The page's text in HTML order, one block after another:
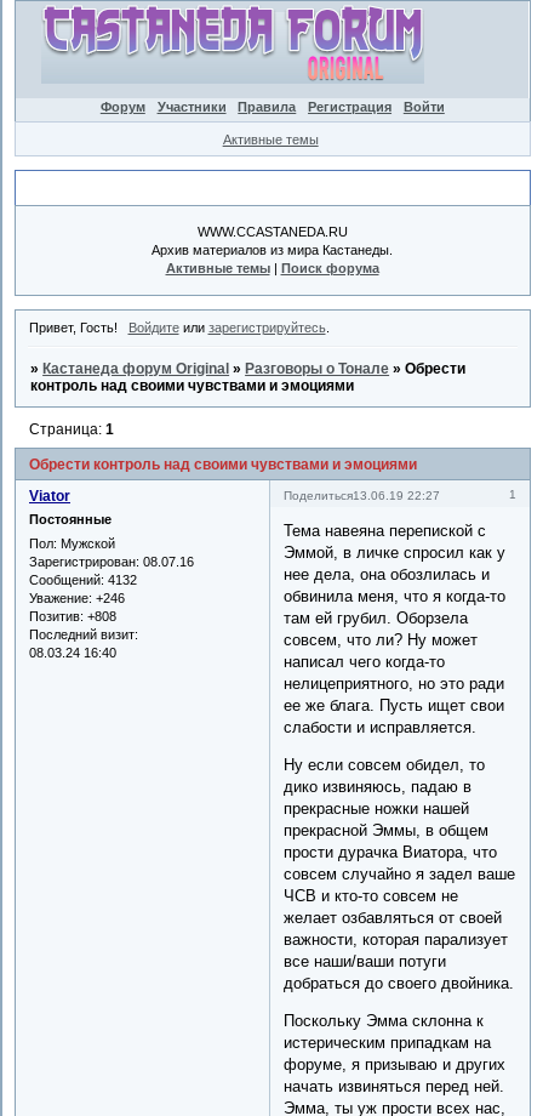
Форум Участники Правила Регистрация Войти
Активные темы
WWW.CCASTANEDA.RU
Архив материалов из мира Кастанеды.
Активные темы| Поиск форума
Привет, Гость! Войдитеили зарегистрируйтесь.
» Кастанеда форум Original » Разговоры о Тонале »Обрести
контроль над своими чувствами и эмоциями
Обрести контроль над своими чувствами и эмоциями
Страница:1
Поделиться 1
13.06.19 22:27
Viator
Постоянные
Пол: Мужской
Зарегистрирован: 08.07.16
Сообщений: 4132
Уважение: +246
Позитив: +808
Последний визит:
08.03.24 16:40
Тема навеяна перепиской с
Эммой, в личке спросил как у
нее дела, она обозлилась и
обвинила меня, что я когда-то
там ей грубил. Оборзела
совсем, что ли? Ну может
написал чего когда-то
нелицеприятного, но это ради
ее же блага. Пусть ищет свои
слабости и исправляется.
Ну если совсем обидел, то
дико извиняюсь, падаю в
прекрасные ножки нашей
прекрасной Эммы, в общем
прости дурачка Виатора, что
совсем случайно я задел ваше
ЧСВ и кто-то совсем не
желает озбавляться от своей
важности, которая парализует
все наши/ваши потуги
добраться до своего двойника.
Поскольку Эмма склонна к
истерическим припадкам на
форуме, я призываю и других
начать извиняться перед ней.
Эмма, ты уж прости всех нас,